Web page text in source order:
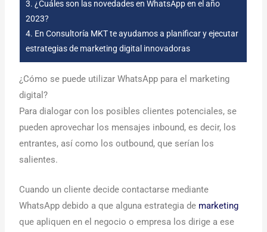
3. ¿Cuáles son las novedades en WhatsApp en el año
2023?
4. En Consultoría MKT te ayudamos a planificar y ejecutar
estrategias de marketing digital innovadoras
¿Cómo se puede utilizar WhatsApp para el marketing
digital?
Para dialogar con los posibles clientes potenciales, se
pueden aprovechar los mensajes inbound, es decir, los
entrantes, así como los outbound, que serían los
salientes.
Cuando un cliente decide contactarse mediante
WhatsApp debido a que alguna estrategia de marketing
que apliquen en el negocio o empresa los dirige a ese